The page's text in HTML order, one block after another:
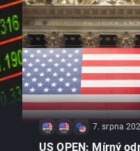
7. srpna
US OPEN: Mírný